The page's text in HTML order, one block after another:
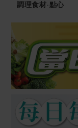
調理食材·點心